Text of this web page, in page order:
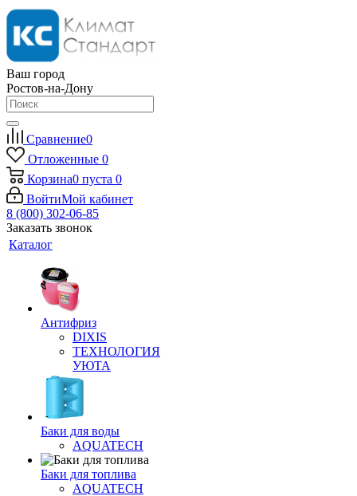
Ваш город
Ростов-на-Дону
Сравнение0
Отложенные 0
Корзина0 пуста 0
ВойтиМой кабинет
8 (800) 302-06-85
Заказать звонок
Каталог
Антифриз
DIXIS
ТЕХНОЛОГИЯ
УЮТА
Баки для воды
AQUATECH
Баки для топлива
AQUATECH